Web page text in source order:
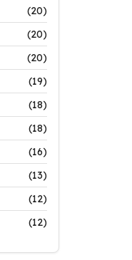
(20)
(20)
(20)
(19)
(18)
(18)
(16)
(13)
(12)
(12)